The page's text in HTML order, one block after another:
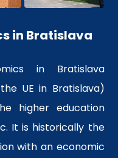
in Bratislava
in Bratislava
UE in Bratislava)
higher education
It is historically the
with an economic